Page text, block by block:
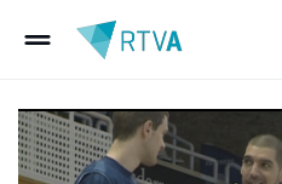
drag_handle